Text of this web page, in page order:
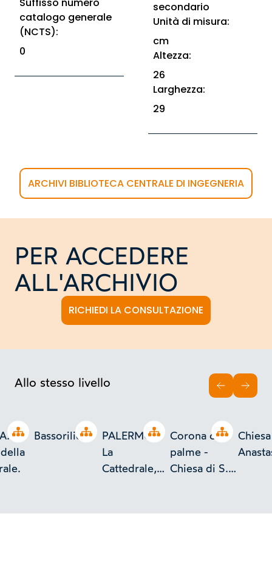
catalogo generale
(NCTS):
0
secondario
Unità di misura:
cm
Altezza:
26
Larghezza:
29
ARCHIVI BIBLIOTECA CENTRALE DI INGEGNERIA
PER ACCEDERE
ALL'ARCHIVIO
RICHIEDI LA CONSULTAZIONE
Allo stesso livello
Open tree Open tree
Bassorilievo Open tree
PALERMO -
La
Cattedrale,
1185.
Open tree
Corona con
palme -
Chiesa di S.
INDIETRO